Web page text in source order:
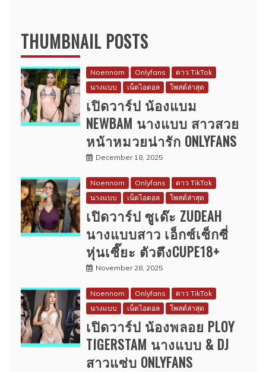
THUMBNAIL POSTS
Noennom Onlyfans
ดาว TikTok
นางแบบ
เน็ตไอดอล โพสต์ล่าสุด
เปิดวาร์ป น้องแบม
NEWBAM นางแบบ สาวสวย
หน้าหมวยน่ารัก ONLYFANS
December 18, 2025
Noennom Onlyfans
ดาว TikTok
นางแบบ
เน็ตไอดอล โพสต์ล่าสุด
เปิดวาร์ป ซูเด๊ะ ZUDEAH
นางแบบสาว เอ็กซ์เซ็กซี่
หุ่นเซี๊ยะ ตัวตึงCUPE18+
November 28, 2025
Noennom Onlyfans
ดาว TikTok
นางแบบ
เน็ตไอดอล โพสต์ล่าสุด
เปิดวาร์ป น้องพลอย PLOY
TIGERSTAM นางแบบ & DJ
สาวแซ่บ ONLYFANS